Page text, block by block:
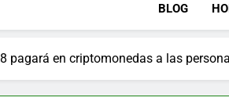
BLOG
pagará en criptomonedas a las